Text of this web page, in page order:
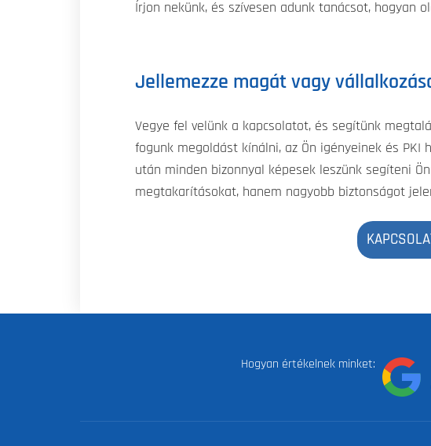
Írjon nekünk, és szívesen adunk tanácsot, hogyan
Jellemezze magát vagy
Vegye fel velünk a kapcsolatot, és segítünk
fogunk megoldást kínálni, az Ön igényeinek és
után minden bizonnyal képesek leszünk segíteni
megtakarításokat, hanem nagyobb biztonságot
Hogyan értékelnek minket: